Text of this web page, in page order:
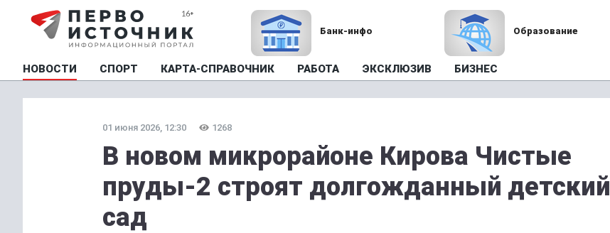
Банк-инфо Образование
НОВОСТИ СПОРТ КАРТА-СПРАВОЧНИК РАБОТА ЭКСКЛЮЗИВ БИЗНЕС
01 июня 2026, 12:30 1268
В новом микрорайоне Кирова Чистые
пруды-2 строят долгожданный детский
сад